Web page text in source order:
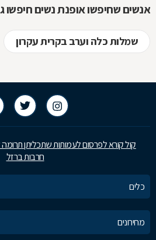
אנשים שחיפשו אופנת נשים חיפשו
שמלות כלה וערב בקרית עקרון
קול קורא לפרסום לעמותות שתכליתן
חרבות ברזל
כלים
מחירונים